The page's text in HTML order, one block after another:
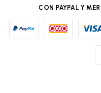
CON PAYPAL Y